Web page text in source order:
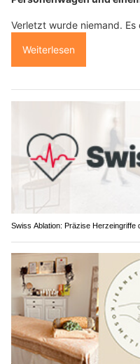
Verletzt wurde niemand.
Weiterlesen
Swiss Ablation: Präzise Herzeingriffe